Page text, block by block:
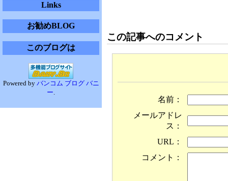
Links
お勧めBLOG
このブログは
Powered by バンコム ブログ バニ
ー.
この記事へのコメント
名前：
メールアドレ
ス：
URL：
コメント：